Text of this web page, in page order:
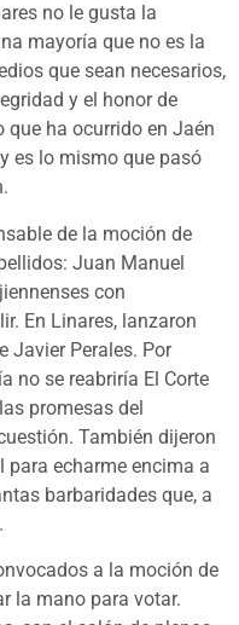
no le gusta la
mayoría que no es la
que sean necesarios,
y el honor de
ha ocurrido en Jaén
es lo mismo que pasó
de la moción de
Juan Manuel
con
En Linares, lanzaron
Javier Perales. Por
no se reabriría El Corte
promesas del
También dijeron
echarme encima a
barbaridades que, a
a la moción de
la mano para votar.